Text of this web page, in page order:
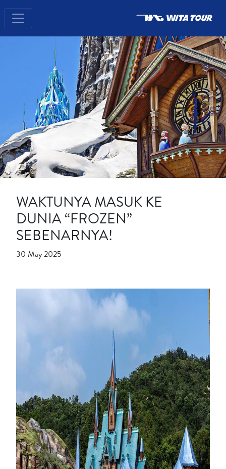
WAKTUNYA MASUK KE
DUNIA “FROZEN”
SEBENARNYA!
30 May 2025